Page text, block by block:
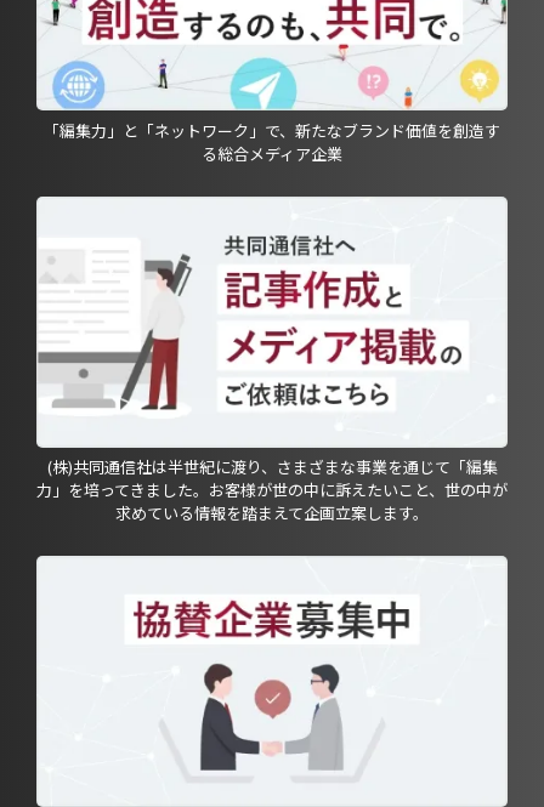
「編集力」と「ネットワーク」で、新たなブランド価値を創造す
る総合メディア企業
(株)共同通信社は半世紀に渡り、さまざまな事業を通じて「編集
力」を培ってきました。お客様が世の中に訴えたいこと、世の中が
求めている情報を踏まえて企画立案します。